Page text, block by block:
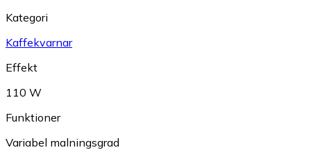
Kategori
Kaffekvarnar
Effekt
110 W
Funktioner
Variabel malningsgrad